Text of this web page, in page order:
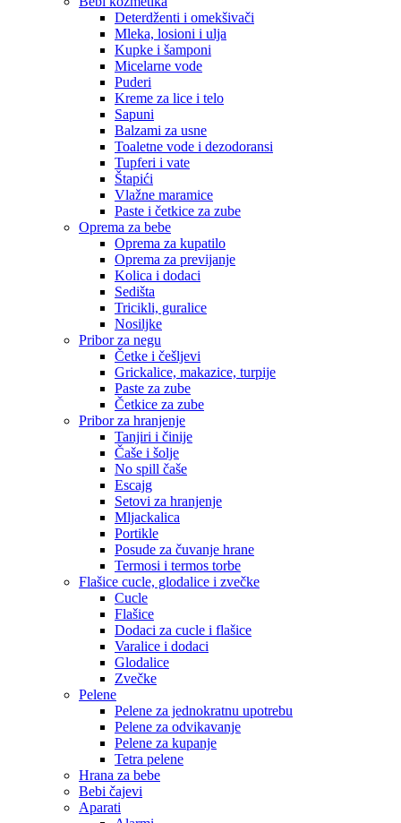
Deterdženti i omekšivači
Mleka, losioni i ulja
Kupke i šamponi
Micelarne vode
Puderi
Kreme za lice i telo
Sapuni
Balzami za usne
Toaletne vode i dezodoransi
Tupferi i vate
Štapići
Vlažne maramice
Paste i četkice za zube
Oprema za bebe
Oprema za kupatilo
Oprema za previjanje
Kolica i dodaci
Sedišta
Tricikli, guralice
Nosiljke
Pribor za negu
Četke i češljevi
Grickalice, makazice, turpije
Paste za zube
Četkice za zube
Pribor za hranjenje
Tanjiri i činije
Čaše i šolje
No spill čaše
Escajg
Setovi za hranjenje
Mljackalica
Portikle
Posude za čuvanje hrane
Termosi i termos torbe
Flašice cucle, glodalice i zvečke
Cucle
Flašice
Dodaci za cucle i flašice
Varalice i dodaci
Glodalice
Zvečke
Pelene
Pelene za jednokratnu upotrebu
Pelene za odvikavanje
Pelene za kupanje
Tetra pelene
Hrana za bebe
Bebi čajevi
Aparati